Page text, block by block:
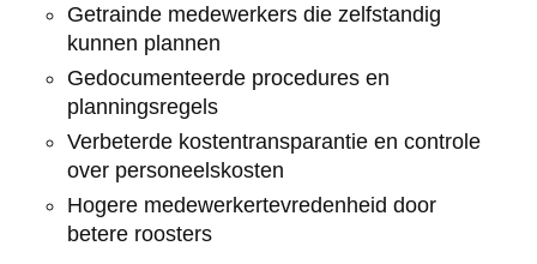
Getrainde medewerkers die zelfstandig
kunnen plannen
Gedocumenteerde procedures en
planningsregels
Verbeterde kostentransparantie en controle
over personeelskosten
Hogere medewerkertevredenheid door
betere roosters